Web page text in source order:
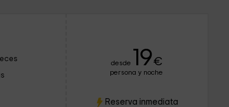
desde 19€
persona y noche
Reserva inmediata